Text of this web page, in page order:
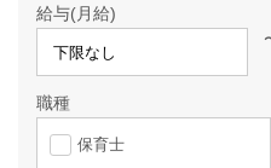
給与(月給)
職種
保育士